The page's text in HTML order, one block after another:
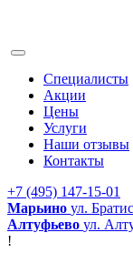
Специалисты
Акции
Цены
Услуги
Наши отзывы
Контакты
+7 (495) 147-15-01
Марьино ул.
Алтуфьево ул.
!